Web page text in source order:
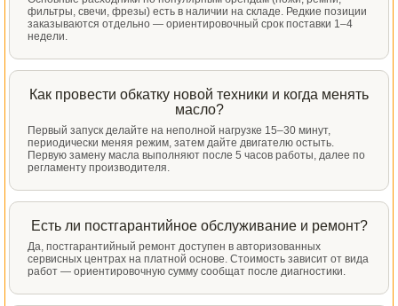
фильтры, свечи, фрезы) есть в наличии на складе. Редкие позиции
заказываются отдельно — ориентировочный срок поставки 1–4
недели.
Как провести обкатку новой техники и когда менять
масло?
Первый запуск делайте на неполной нагрузке 15–30 минут,
периодически меняя режим, затем дайте двигателю остыть.
Первую замену масла выполняют после 5 часов работы, далее по
регламенту производителя.
Есть ли постгарантийное обслуживание и ремонт?
Да, постгарантийный ремонт доступен в авторизованных
сервисных центрах на платной основе. Стоимость зависит от вида
работ — ориентировочную сумму сообщат после диагностики.